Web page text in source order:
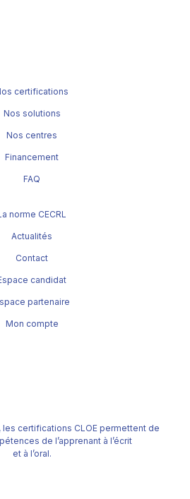
les certifications CLOE permettent de
de l’apprenant à l’écrit
et à l’oral.
certifications
Nos solutions
Nos centres
Financement
FAQ
norme CECRL
Actualités
Contact
candidat
partenaire
Mon compte